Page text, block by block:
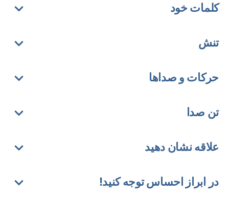
کلمات خود
تنش
حرکات و صداها
تن صدا
علاقه نشان دهید
در ابراز احساس توجه کنید!